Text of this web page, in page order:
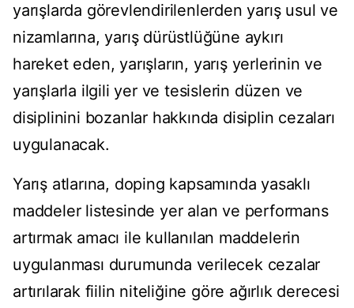
yarışlarda görevlendirilenlerden yarış usul ve
nizamlarına, yarış dürüstlüğüne aykırı
hareket eden, yarışların, yarış yerlerinin ve
yarışlarla ilgili yer ve tesislerin düzen ve
disiplinini bozanlar hakkında disiplin cezaları
uygulanacak.
Yarış atlarına, doping kapsamında yasaklı
maddeler listesinde yer alan ve performans
artırmak amacı ile kullanılan maddelerin
uygulanması durumunda verilecek cezalar
artırılarak fiilin niteliğine göre ağırlık derecesi